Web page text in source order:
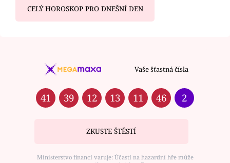
CELÝ HOROSKOP PRO DNEŠNÍ DEN
Vaše šťastná čísla
41 39 12 13 11 46 2
ZKUSTE ŠTĚSTÍ
Ministerstvo financí varuje: Účastí na hazardní hře může